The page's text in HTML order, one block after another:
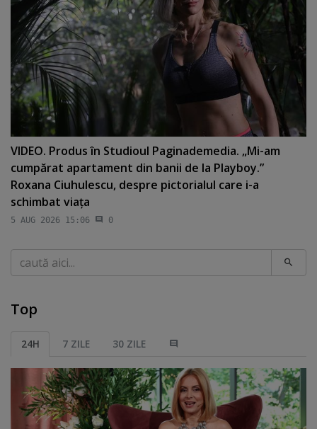
VIDEO. Produs în Studioul Paginademedia. „Mi-am
cumpărat apartament din banii de la Playboy.”
Roxana Ciuhulescu, despre pictorialul care i-a
schimbat viaţa
5 AUG 2026 15:06 0
Caută
Top
24H 7 ZILE 30 ZILE